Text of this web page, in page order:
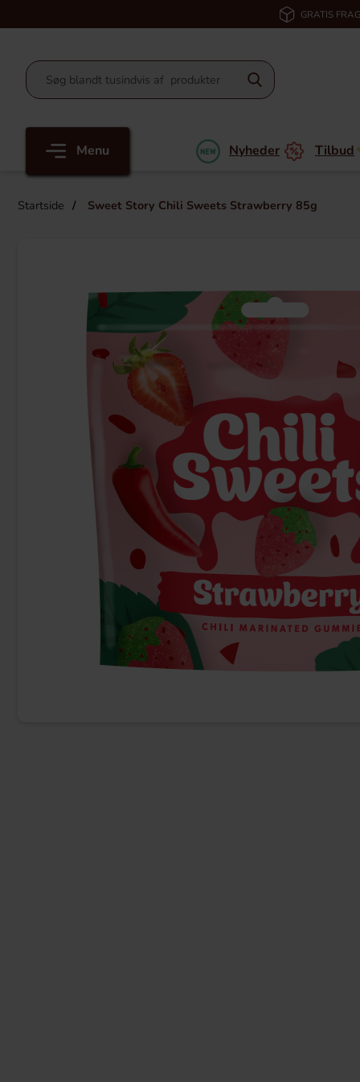
GRATIS
Menu Nyheder Tilbud
Startside Sweet Story Chili Sweets Strawberry 85g